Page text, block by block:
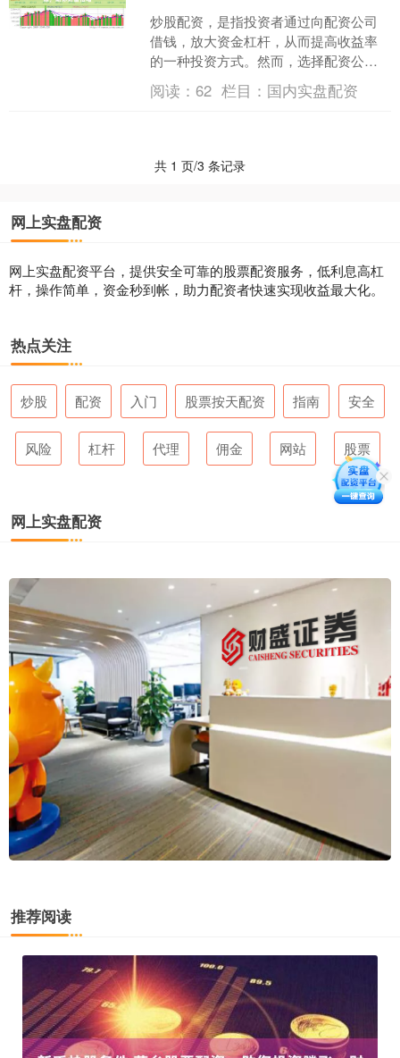
炒股配资，是指投资者通过向配资公司
借钱，放大资金杠杆，从而提高收益率
的一种投资方式。然而，选择配资公司
至关重要，安全可靠是首要考虑因素。 *
**持有合法资质：....
阅读：62 栏目： 国内实盘配资
共 1 页/3 条记录
网上实盘配资
网上实盘配资平台，提供安全可靠的股票配资服务，低利息高杠
杆，操作简单，资金秒到帐，助力配资者快速实现收益最大化。
热点关注
炒股 配资 入门 股票按天配资 指南 安全
风险 杠杆 代理 佣金 网站 股票
网上实盘配资
推荐阅读